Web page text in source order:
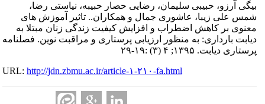
بیگی آرزو، حبیبی سلیمان، رضایی حصار حبیبه، نیاستی رضا،
شمس علی زیبا، عاشوری جمال و همکاران.. تاثیر آموزش های
معنوی بر کاهش اضطراب و افزایش کیفیت زندگی زنان مبتلا به
دیابت بارداری: به منظور ارزیابی پرستاری و مراقبت نوین. فصلنامه
پرستاری دیابت. ۱۳۹۵; ۴ (۳) :۱۹-۲۹
URL:http://jdn.zbmu.ac.ir/article-۱-۲۱۰-fa.html